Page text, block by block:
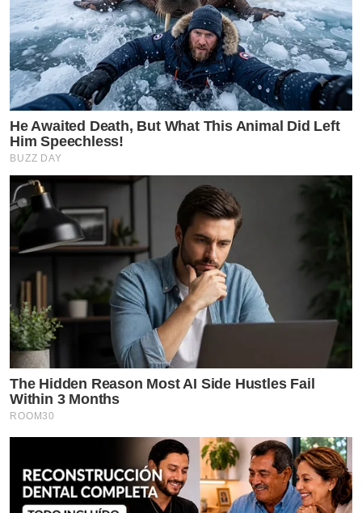
He Awaited Death, But What This Animal Did Left
Him Speechless!
BUZZ DAY
The Hidden Reason Most AI Side Hustles Fail
Within 3 Months
ROOM30